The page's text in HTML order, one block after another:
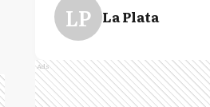
LP La Plata
Ads